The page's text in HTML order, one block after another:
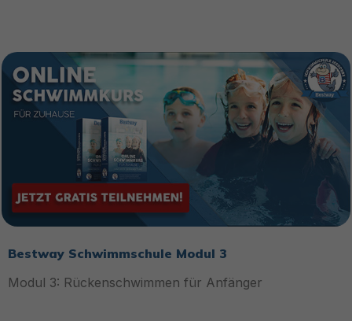
Bestway Schwimmschule Modul 3
Modul 3: Rückenschwimmen für Anfänger